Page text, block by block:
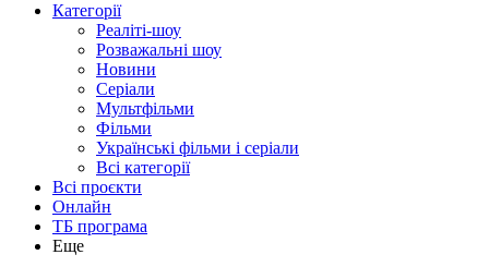
Категорії
Реаліті-шоу
Розважальні шоу
Новини
Серіали
Мультфільми
Фільми
Українські фільми і серіали
Всі категорії
Всі проєкти
Онлайн
ТБ програма
Еще